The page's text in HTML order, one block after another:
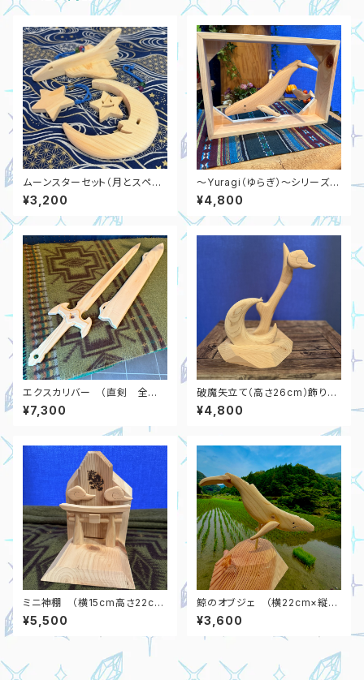
ムーンスターセット（月とスペー
ス飛行機と星の3点セット）
¥3,200
～Yuragi（ゆらぎ）～シリーズ
鯨 （横32cm×縦20cm 奥行
6cm）
¥4,800
エクスカリバー （直剣 全長8
0cm）
¥7,300
破魔矢立て（高さ26cm）飾り台
のみ
¥4,800
ミニ神棚 （横15cm高さ22c
m）
¥5,500
鯨のオブジェ （横22cm×縦2
0cm）
¥3,600